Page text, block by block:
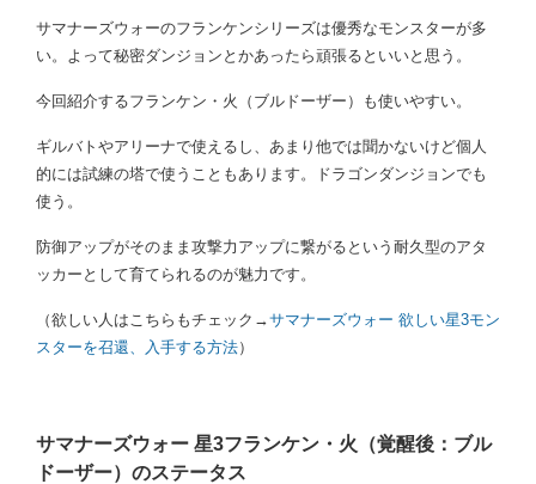
サマナーズウォーのフランケンシリーズは優秀なモンスターが多
い。よって秘密ダンジョンとかあったら頑張るといいと思う。
今回紹介するフランケン・火（ブルドーザー）も使いやすい。
ギルバトやアリーナで使えるし、あまり他では聞かないけど個人
的には試練の塔で使うこともあります。ドラゴンダンジョンでも
使う。
防御アップがそのまま攻撃力アップに繋がるという耐久型のアタ
ッカーとして育てられるのが魅力です。
（欲しい人はこちらもチェック→サマナーズウォー 欲しい星3モン
スターを召還、入手する方法）
サマナーズウォー 星3フランケン・火（覚醒後：ブル
ドーザー）のステータス